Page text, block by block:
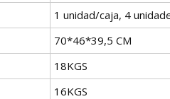
1 unidad/caja, 4
70*46*39,5 CM
18KGS
16KGS